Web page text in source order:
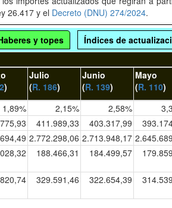
26.417 y el Decreto (DNU) 274/2024.
y topes
Índices de
)
Julio
(R. 186)
Junio
(R. 139)
Mayo
(R. 110)
1,89% 2,15% 2,58%
411.989,33 403.317,99
2.772.298,06 2.713.948,17
188.466,31 184.499,57
329.591,46 322.654,39